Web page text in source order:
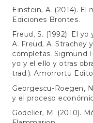
Einstein, A. (2014).
Ediciones Brontes.
Freud, S. (1992). El
A. Freud, A. Strachey
completas. Sigmund
yo y el ello y otras
trad.). Amorrortu
Georgescu-Roegen,
y el proceso
Godelier, M. (2010).